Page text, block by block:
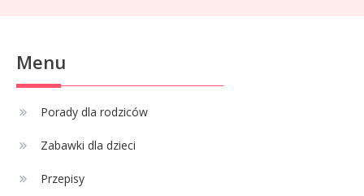
3
Menu
Porady dla rodziców
Zabawki dla dzieci
Przepisy